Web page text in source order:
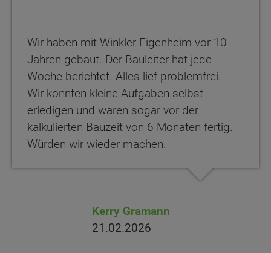
Wir haben mit Winkler Eigenheim vor 10
Jahren gebaut. Der Bauleiter hat jede
Woche berichtet. Alles lief problemfrei.
Wir konnten kleine Aufgaben selbst
erledigen und waren sogar vor der
kalkulierten Bauzeit von 6 Monaten fertig.
Würden wir wieder machen.
Kerry Gramann
21.02.2026